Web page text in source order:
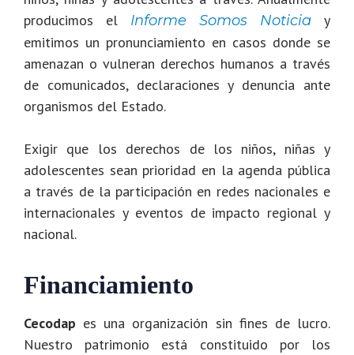
producimos el Informe Somos Noticia y
emitimos un pronunciamiento en casos donde se
amenazan o vulneran derechos humanos a través
de comunicados, declaraciones y denuncia ante
organismos del Estado.
Exigir que los derechos de los niños, niñas y
adolescentes sean prioridad en la agenda pública
a través de la participación en redes nacionales e
internacionales y eventos de impacto regional y
nacional.
Financiamiento
Cecodap es una organización sin fines de lucro.
Nuestro patrimonio está constituido por los